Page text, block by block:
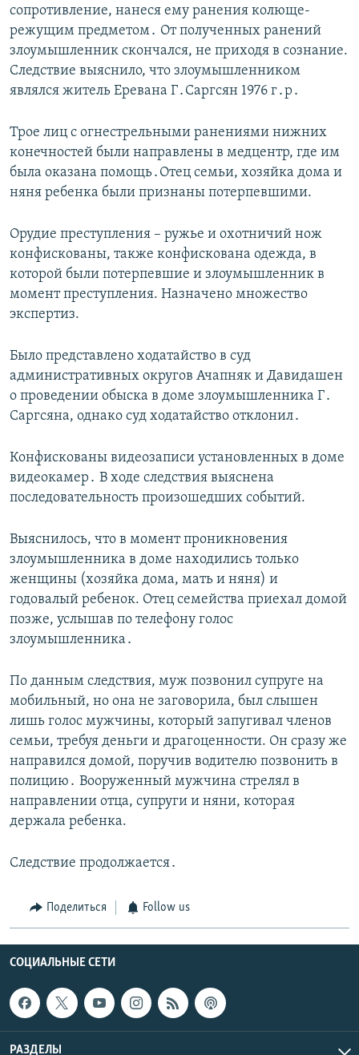
сопротивление, нанеся ему ранения колюще-
режущим предметом․ От полученных ранений
злоумышленник скончался, не приходя в сознание.
Следствие выяснило, что злоумышленником
являлся житель Еревана Г․Саргсян 1976 г․р․
Трое лиц с огнестрельными ранениями нижних
конечностей были направлены в медцентр, где им
была оказана помощь․Отец семьи, хозяйка дома и
няня ребенка были признаны потерпевшими.
Орудие преступления – ружье и охотничий нож
конфискованы, также конфискована одежда, в
которой были потерпевшие и злоумышленник в
момент преступления. Назначено множество
экспертиз.
Было представлено ходатайство в суд
административных округов Ачапняк и Давидашен
о проведении обыска в доме злоумышленника Г․
Саргсяна, однако суд ходатайство отклонил․
Конфискованы видеозаписи установленных в доме
видеокамер․ В ходе следствия выяснена
последовательность произошедших событий.
Выяснилось, что в момент проникновения
злоумышленника в доме находились только
женщины (хозяйка дома, мать и няня) и
годовалый ребенок. Отец семейства приехал домой
позже, услышав по телефону голос
злоумышленника․
По данным следствия, муж позвонил супруге на
мобильный, но она не заговорила, был слышен
лишь голос мужчины, который запугивал членов
семьи, требуя деньги и драгоценности. Он сразу же
направился домой, поручив водителю позвонить в
полицию․ Вооруженный мужчина стрелял в
направлении отца, супруги и няни, которая
держала ребенка.
Следствие продолжается․
Поделиться Follow us
СОЦИАЛЬНЫЕ СЕТИ
РАЗДЕЛЫ